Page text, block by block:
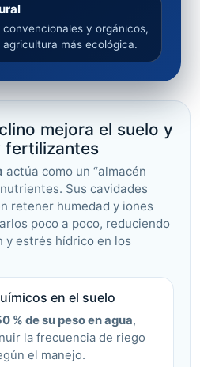
y orgánicos,
más ecológica.
mejora el suelo y
fertilizantes
actúa como un “almacén
Sus cavidades
retener humedad y iones
poco a poco, reduciendo
y estrés hídrico en los
en el suelo
% de su peso en agua,
la frecuencia de riego
el manejo.